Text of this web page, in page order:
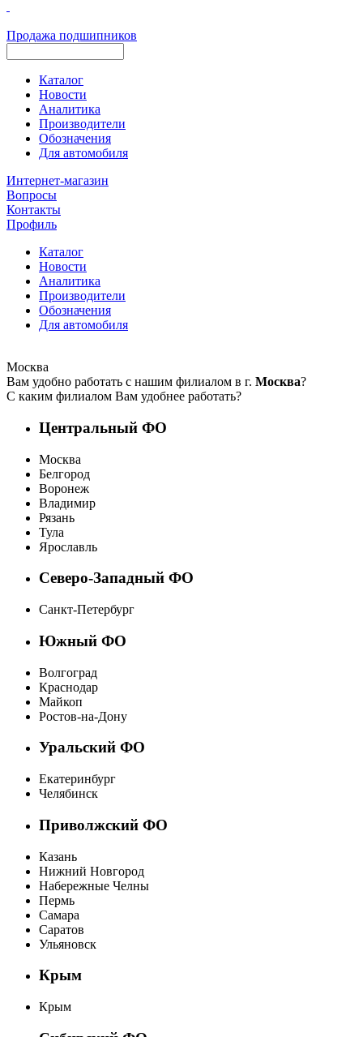
Продажа подшипников
Каталог
Новости
Аналитика
Производители
Обозначения
Для автомобиля
Интернет-магазин
Вопросы
Контакты
Профиль
Каталог
Новости
Аналитика
Производители
Обозначения
Для автомобиля
Москва
Вам удобно работать с нашим филиалом в г. Москва?
С каким филиалом Вам удобнее работать?
Центральный ФО
Москва
Белгород
Воронеж
Владимир
Рязань
Тула
Ярославль
Северо-Западный ФО
Санкт-Петербург
Южный ФО
Волгоград
Краснодар
Майкоп
Ростов-на-Дону
Уральский ФО
Екатеринбург
Челябинск
Приволжский ФО
Казань
Нижний Новгород
Набережные Челны
Пермь
Самара
Саратов
Ульяновск
Крым
Крым